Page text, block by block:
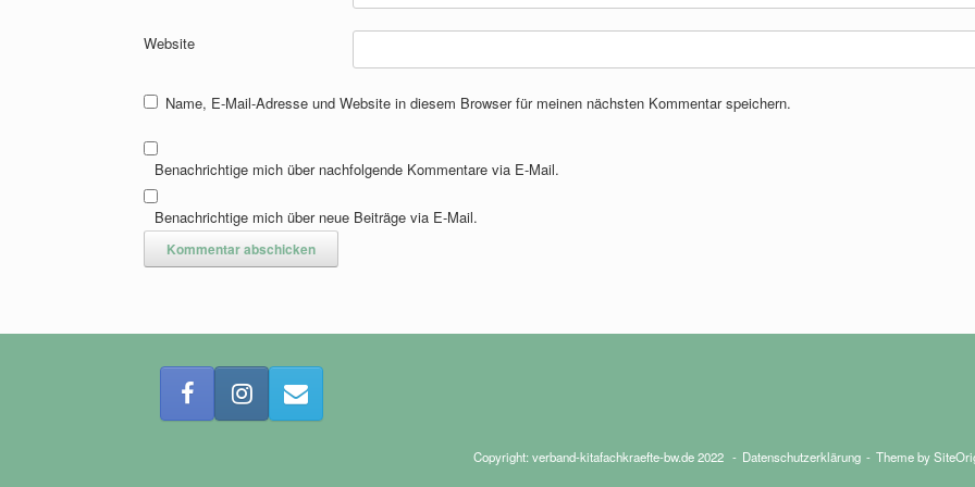
Website
Name, E-Mail-Adresse und Website in diesem Browser für meinen nächsten Kommentar speichern.
Benachrichtige mich über nachfolgende Kommentare via E-Mail.
Benachrichtige mich über neue Beiträge via E-Mail.
Copyright: verband-kitafachkraefte-bw.de 2022 Datenschutzerklärung Theme by